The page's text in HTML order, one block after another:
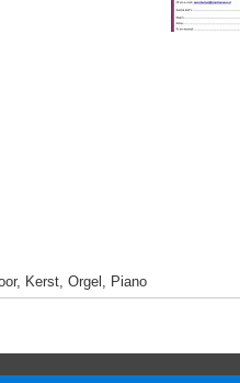
Kerst, Orgel, Piano